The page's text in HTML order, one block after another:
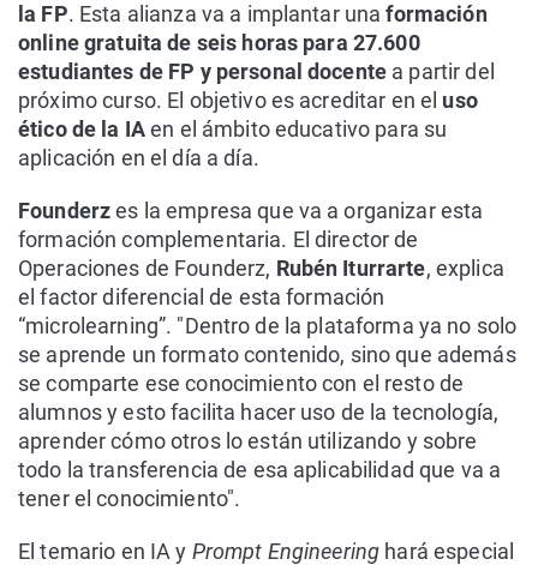
la FP. Esta alianza va a implantar unaformación
online gratuita de seis horas para 27.600
estudiantes de FP y personal docente a partir del
próximo curso. El objetivo es acreditar en el uso
ético de la IAen el ámbito educativo para su
aplicación en el día a día.
Founderzes la empresa que va a organizar esta
formación complementaria. El director de
Operaciones de Founderz, Rubén Iturrarte, explica
el factor diferencial de esta formación
“microlearning”. "Dentro de la plataforma ya no solo
se aprende un formato contenido, sino que además
se comparte ese conocimiento con el resto de
alumnos y esto facilita hacer uso de la tecnología,
aprender cómo otros lo están utilizando y sobre
todo la transferencia de esa aplicabilidad que va a
tener el conocimiento".
El temario en IA y Prompt Engineering hará especial